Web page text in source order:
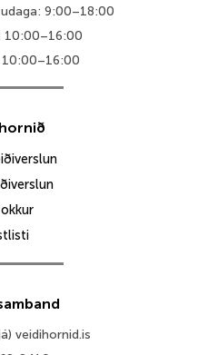
9:00–18:00
10:00–16:00
10:00–16:00
veidihornid.is